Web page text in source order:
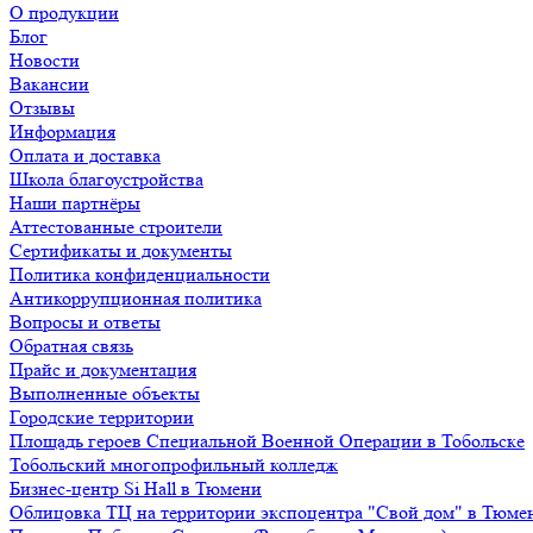
О продукции
Блог
Новости
Вакансии
Отзывы
Информация
Оплата и доставка
Школа благоустройства
Наши партнёры
Аттестованные строители
Сертификаты и документы
Политика конфиденциальности
Антикоррупционная политика
Вопросы и ответы
Обратная связь
Прайс и документация
Выполненные объекты
Городские территории
Площадь героев Специальной Военной Операции в Тобольске
Тобольский многопрофильный колледж
Бизнес-центр Si Hall в Тюмени
Облицовка ТЦ на территории экспоцентра "Свой дом" в